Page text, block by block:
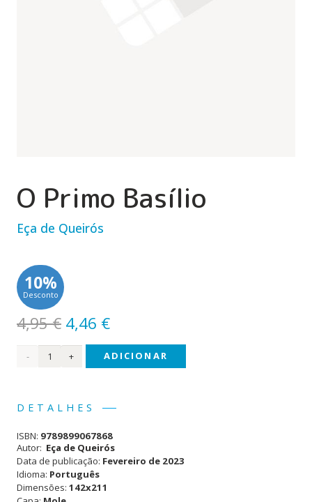
O Primo Basílio
Eça de Queirós
10%
Desconto
4,95€ O
preço
original
4,95 €.
4,46 €O
preço
atual
Quantidade
ADICIONAR
DETALHES
ISBN: 9789899067868
Autor: Eça de Queirós
Data de publicação: Fevereiro de 2023
Idioma: Português
Dimensões: 142x211